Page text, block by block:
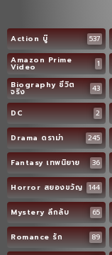
Action บู๊ 537
Amazon Prime
Video 1
Biography ชีวิต
จริง 43
DC 2
Drama ดราม่า 245
Fantasy เทพนิยาย 36
Horror สยองขวัญ 144
Mystery ลึกลับ 65
Romance รัก 89